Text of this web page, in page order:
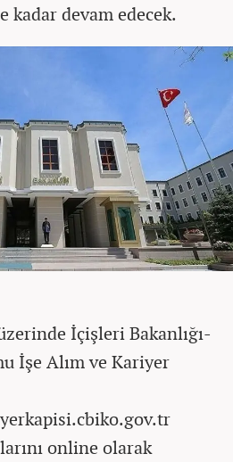
kadar devam edecek.
İçişleri Bakanlığı-
İşe Alım ve Kariyer
online olarak